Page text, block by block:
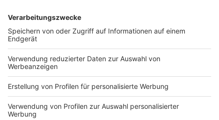
DEINE GEMERKTEN ARTIKEL
Du hast dir noch keine Artikel gemerkt
Markiere sie hierfür mit einem